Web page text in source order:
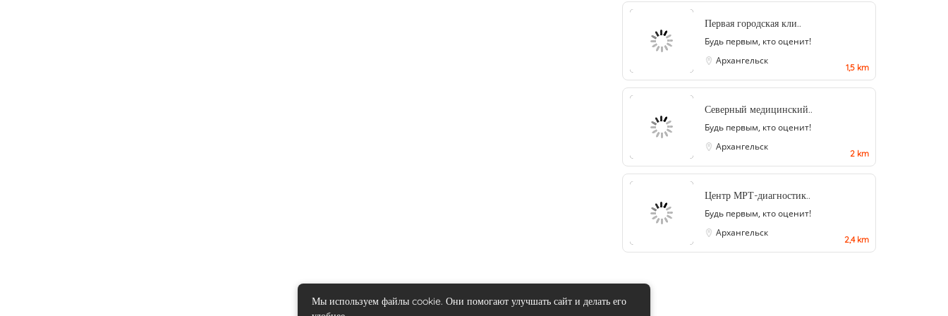
Первая городская кли..
Будь первым, кто оценит!
Архангельск
1,5 km
Северный медицинский..
Будь первым, кто оценит!
Архангельск
2 km
Центр МРТ-диагностик..
Будь первым, кто оценит!
Архангельск
2,4 km
Мы используем файлы cookie. Они помогают улучшать сайт и делать его